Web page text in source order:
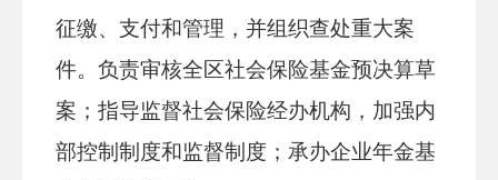
征缴、支付和管理，并组织查处重大案
件。负责审核全区社会保险基金预决算草
案；指导监督社会保险经办机构，加强内
部控制制度和监督制度；承办企业年金基